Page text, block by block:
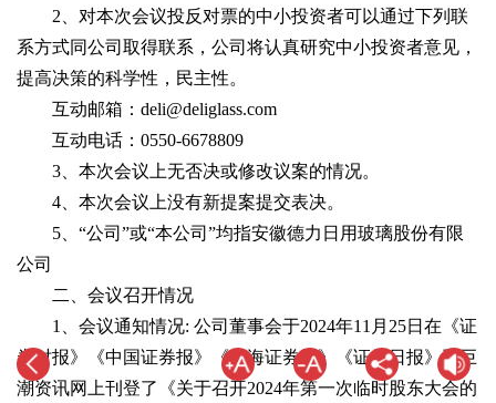
2、对本次会议投反对票的中小投资者可以通过下列联
系方式同公司取得联系，公司将认真研究中小投资者意见，
提高决策的科学性，民主性。
互动邮箱：deli@deliglass.com
互动电话：0550-6678809
3、本次会议上无否决或修改议案的情况。
4、本次会议上没有新提案提交表决。
5、“公司”或“本公司”均指安徽德力日用玻璃股份有限
公司
二、会议召开情况
1、会议通知情况: 公司董事会于2024年11月25日在《证
券时报》《中国证券报》《上海证券报》《证券日报》和巨
潮资讯网上刊登了《关于召开2024年第一次临时股东大会的